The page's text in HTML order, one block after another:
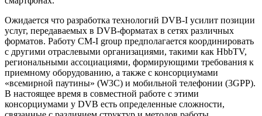
Ожидается что разработка технологий DVB-I усилит позиции
услуг, передаваемых в DVB-форматах в сетях различных
форматов. Работу CM-I group предполагается координировать
с другими отраcлевыми организациями, такими как HbbTV,
региональными ассоциациями, формирующими требования к
приемному оборудованию, а также с консорциумами
«всемирной паутины» (W3C) и мобильной телефонии (3GPP).
В настоящее время в совместной работе с этими
консорциумами у DVB есть определенные сложности,